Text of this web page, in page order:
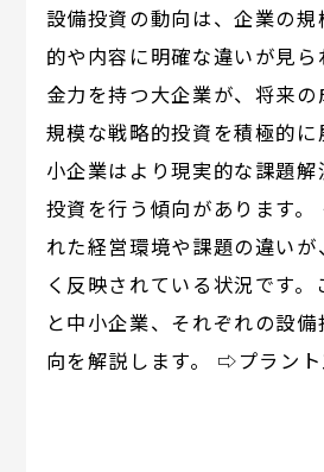
設備投資の動向は、企業の規
的や内容に明確な違いが見ら
金力を持つ大企業が、将来
規模な戦略的投資を積極的
小企業はより現実的な課題
投資を行う傾向があります。
れた経営環境や課題の違い
く反映されている状況です
と中小企業、それぞれの設
向を解説します。 ⇨プラント